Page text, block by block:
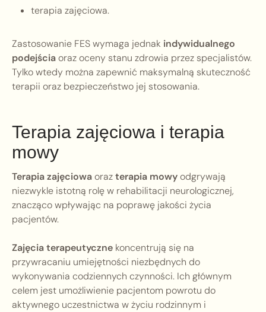
terapia zajęciowa.
Zastosowanie FES wymaga jednak indywidualnego
podejściaoraz oceny stanu zdrowia przez specjalistów.
Tylko wtedy można zapewnić maksymalną skuteczność
terapii oraz bezpieczeństwo jej stosowania.
Terapia zajęciowa i terapia
mowy
Terapia zajęciowaorazterapia mowyodgrywają
niezwykle istotną rolę w rehabilitacji neurologicznej,
znacząco wpływając na poprawę jakości życia
pacjentów.
Zajęcia terapeutyczne koncentrują się na
przywracaniu umiejętności niezbędnych do
wykonywania codziennych czynności. Ich głównym
celem jest umożliwienie pacjentom powrotu do
aktywnego uczestnictwa w życiu rodzinnym i